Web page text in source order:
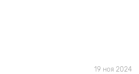
19 ноя 2024